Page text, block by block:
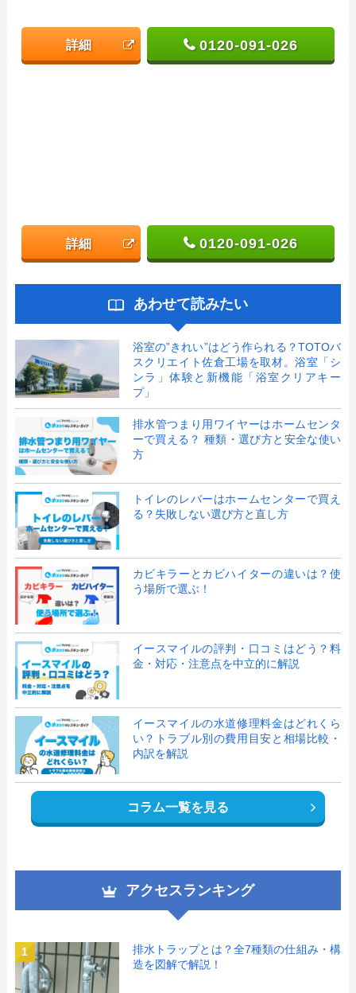
詳細 0120-091-026
詳細 0120-091-026
あわせて読みたい
浴室の”きれい”はどう作られる？TOTOバ
スクリエイト佐倉工場を取材。浴室「シ
ンラ」体験と新機能「浴室クリアキー
プ」
排水管つまり用ワイヤーはホームセンタ
ーで買える？ 種類・選び方と安全な使い
方
トイレのレバーはホームセンターで買え
る？失敗しない選び方と直し方
カビキラーとカビハイターの違いは？使
う場所で選ぶ！
イースマイルの評判・口コミはどう？料
金・対応・注意点を中立的に解説
イースマイルの水道修理料金はどれくら
い？トラブル別の費用目安と相場比較・
内訳を解説
コラム一覧を見る
アクセスランキング
1
排水トラップとは？全7種類の仕組み・構
造を図解で解説！